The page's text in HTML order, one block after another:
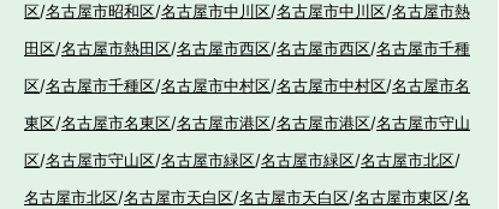
区/名古屋市昭和区/名古屋市中川区/名古屋市中川区/名古屋市熱
田区/名古屋市熱田区/名古屋市西区/名古屋市西区/名古屋市千種
区/名古屋市千種区/名古屋市中村区/名古屋市中村区/名古屋市名
東区/名古屋市名東区/名古屋市港区/名古屋市港区/名古屋市守山
区/名古屋市守山区/名古屋市緑区/名古屋市緑区/名古屋市北区/
名古屋市北区/名古屋市天白区/名古屋市天白区/名古屋市東区/名